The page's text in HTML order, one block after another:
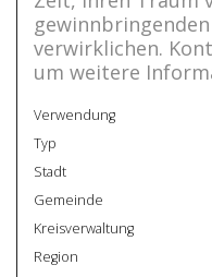
verwirklichen.
um weitere
Verwendung
Typ
Stadt
Gemeinde
Kreisverwaltung
Region